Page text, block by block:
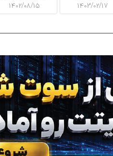
۱۴۰۲/۰۸/۱۵ ۱۴۰۳/۰۲/۱۷